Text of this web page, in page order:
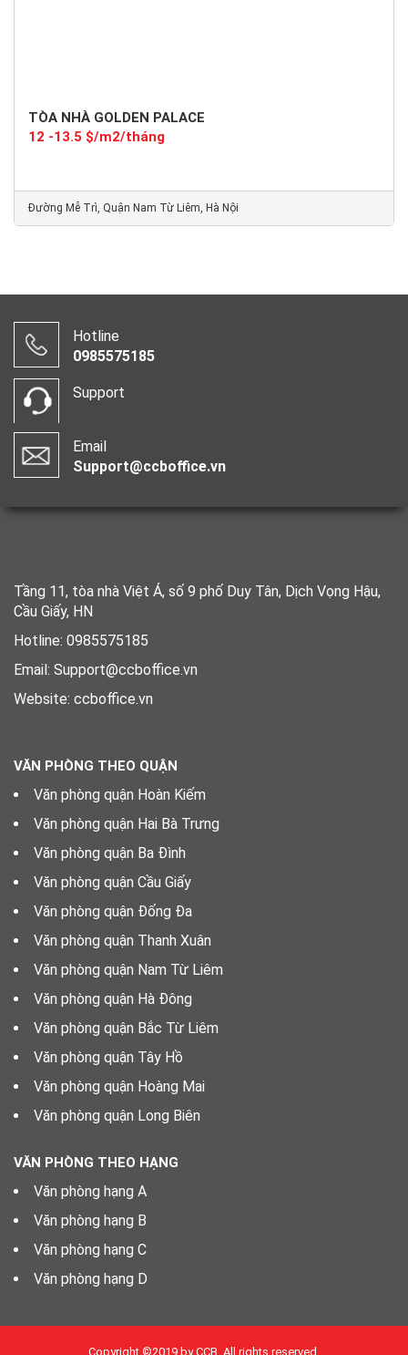
TÒA NHÀ GOLDEN PALACE
12 -13.5 $/m2/tháng
Đường Mễ Trì, Quận Nam Từ Liêm, Hà Nội
Hotline
0985575185
Support
Email
Support@ccboffice.vn
Tầng 11, tòa nhà Việt Á, số 9 phố Duy Tân, Dịch Vọng Hậu,
Cầu Giấy, HN
Hotline: 0985575185
Email: Support@ccboffice.vn
Website: ccboffice.vn
VĂN PHÒNG THEO QUẬN
Văn phòng quận Hoàn Kiếm
Văn phòng quận Hai Bà Trưng
Văn phòng quận Ba Đình
Văn phòng quận Cầu Giấy
Văn phòng quận Đống Đa
Văn phòng quận Thanh Xuân
Văn phòng quận Nam Từ Liêm
Văn phòng quận Hà Đông
Văn phòng quận Bắc Từ Liêm
Văn phòng quận Tây Hồ
Văn phòng quận Hoàng Mai
Văn phòng quận Long Biên
VĂN PHÒNG THEO HẠNG
Văn phòng hạng A
Văn phòng hạng B
Văn phòng hạng C
Văn phòng hạng D
Copyright ©2019 by CCB. All rights reserved.